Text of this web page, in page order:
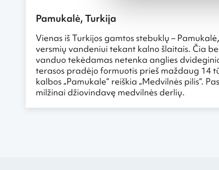
Pamukalė, Turkija
Vienas iš Turkijos gamtos stebuklų –
versmių vandeniui tekant kalno šlaitais. Čia
vanduo tekėdamas netenka anglies
terasos pradėjo formuotis prieš maždaug 14
kalbos „Pamukale“ reiškia „Medvilnės pilis“.
milžinai džiovindavę medvilnės derlių.